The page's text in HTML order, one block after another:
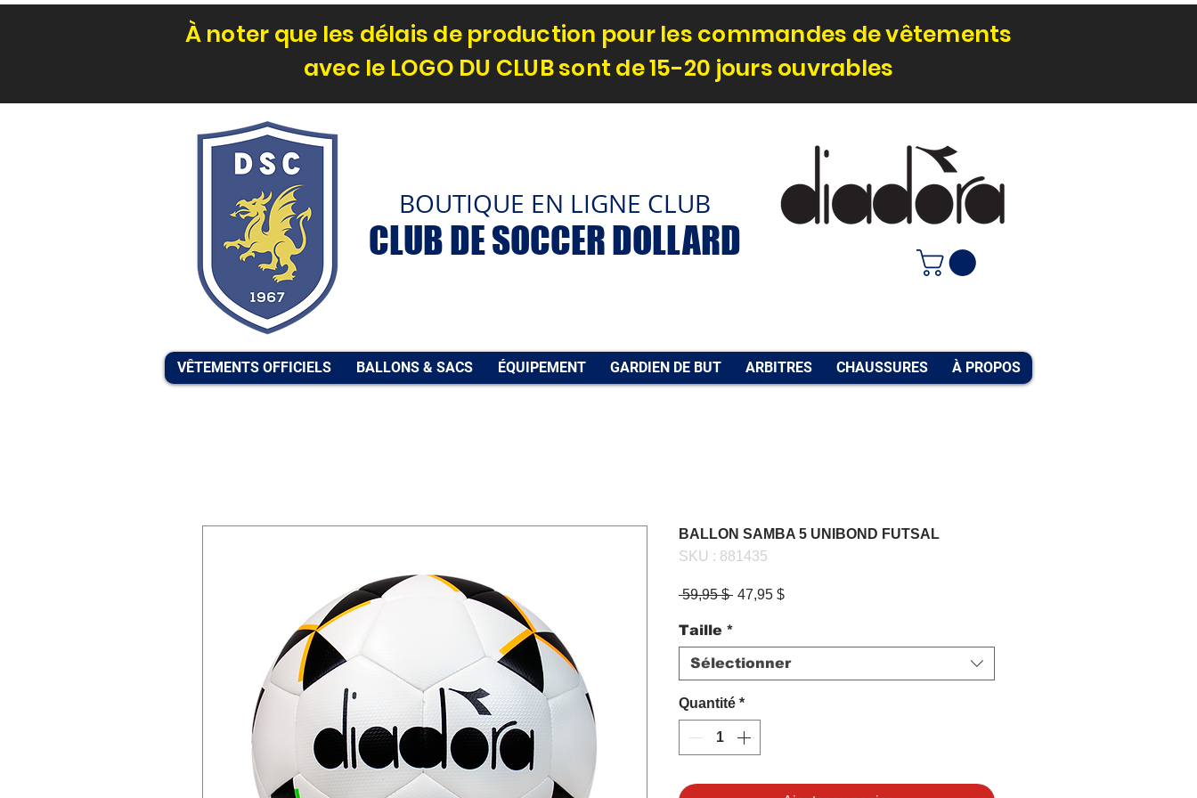
À noter que les délais de production pour les commandes de vêtements
avec le LOGO DU CLUB sont de 15-20 jours ouvrables
BOUTIQUE EN LIGNE CLUB
CLUB DE SOCCER DOLLARD
VÊTEMENTS OFFICIELS BALLONS & SACS ÉQUIPEMENT GARDIEN DE BUT ARBITRES CHAUSSURES À PROPOS
BALLON SAMBA 5 UNIBOND FUTSAL
SKU : 881435
59,95 $ Prix
47,95 $Prix
Taille *
Sélectionner
Quantité *